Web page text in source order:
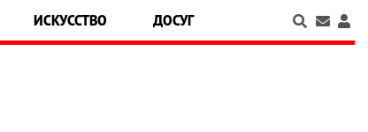
ИСКУССТВО ДОСУГ